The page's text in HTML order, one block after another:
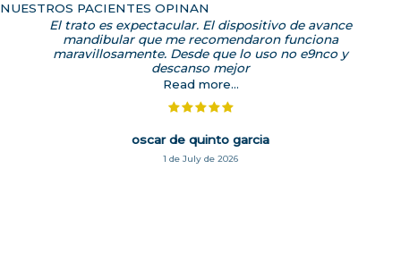
NUESTROS PACIENTES OPINAN
El trato es expectacular. El dispositivo de avance
mandibular que me recomendaron funciona
maravillosamente. Desde que lo uso no e9nco y
descanso mejor
Read more...
oscar de quinto garcia
1 de July de 2026